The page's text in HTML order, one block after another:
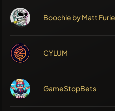
Boochie by Matt Furie
CYLUM
GameStopBets